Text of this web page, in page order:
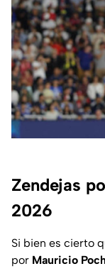
Zendejas
2026
Si bien es cierto
por Mauricio